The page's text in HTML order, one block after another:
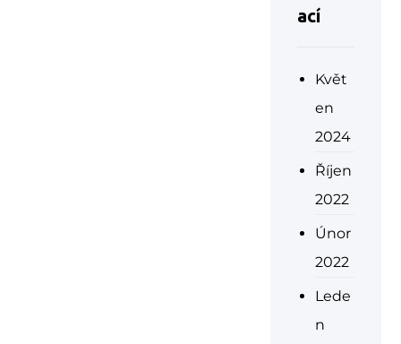
ací
Květ
en
2024
Říjen
2022
Únor
2022
Lede
n